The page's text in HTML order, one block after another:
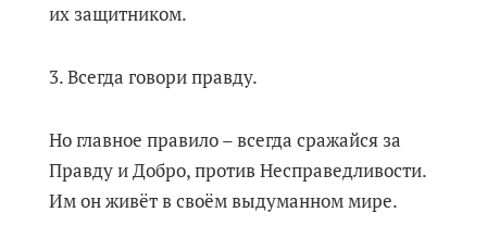
их защитником.
3. Всегда говори правду.
Но главное правило – всегда сражайся за
Правду и Добро, против Несправедливости.
Им он живёт в своём выдуманном мире.